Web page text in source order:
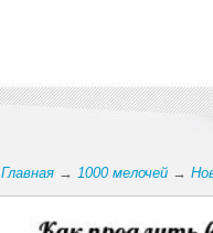
Главная → 1000 мелочей →